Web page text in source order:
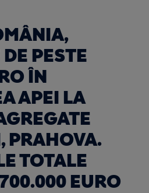
PESTE
ÎN
APEI LA
PRAHOVA.
TOTALE
EURO